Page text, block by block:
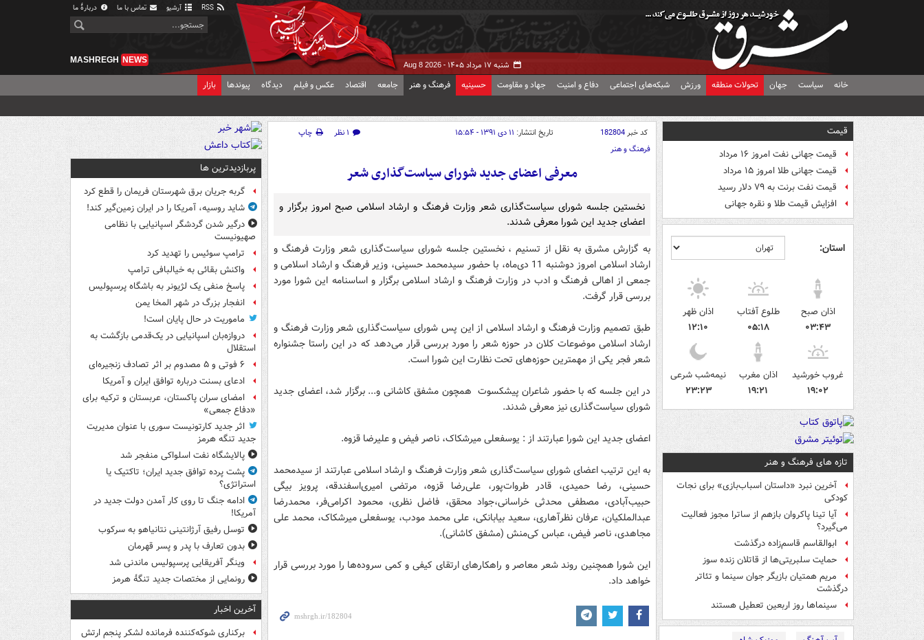
آرشیو تماس با ما دربارهٔ ما
شنبه ۱۷ مرداد ۱۴۰۵ - Aug 8 2026
MASHREGH NEWS
خانه سیاست جهان تحولات منطقه ورزش شبکه‌های اجتماعی دفاع و امنیت جهاد و مقاومت حسینیه فرهنگ و هنر جامعه اقتصاد عکس و فیلم دیدگاه پیوندها بازار
قیمت
قیمت جهانی نفت امروز ۱۶ مرداد
قیمت جهانی طلا امروز ۱۵ مرداد
قیمت نفت برنت به ۷۹ دلار رسید
افزایش قیمت طلا و نقره جهانی
استان:
اذان صبح
۰۳:۴۳
طلوع آفتاب
۰۵:۱۸
اذان ظهر
۱۲:۱۰
غروب خورشید
۱۹:۰۲
اذان مغرب
۱۹:۲۱
نیمه‌شب شرعی
۲۳:۲۳
تازه های فرهنگ و هنر
آخرین نبرد «داستان اسباب‌بازی» برای نجات
کودکی
آیا تینا پاکروان بازهم از ساترا مجوز فعالیت
می‌گیرد؟
ابوالقاسم قاسم‌زاده درگذشت
حمایت سلبریتی‌ها از قاتلان زنده سوز
مریم همتیان بازیگر جوان سینما و تئاتر
درگذشت
سینماها روز اربعین تعطیل هستند
کد خبر182804 تاریخ انتشار: ۱۱ دی ۱۳۹۱ - ۱۵:۵۴ ۱ نظر
چاپ
فرهنگ و هنر
معرفی اعضای جدید شورای سیاست‌گذاری شعر
نخستین جلسه شورای سیاست‌گذاری شعر وزارت فرهنگ و ارشاد اسلامی صبح امروز برگزار و
اعضای جدید این شورا معرفی شدند.
به گزارش مشرق به نقل از تسنیم ،‌ نخستین جلسه شورای سیاست‌گذاری شعر وزارت فرهنگ و
ارشاد اسلامی امروز دوشنبه 11 دی‌ماه، با حضور سیدمحمد حسینی،‌ وزیر فرهنگ و ارشاد اسلامی و
جمعی از اهالی فرهنگ و ادب در وزارت فرهنگ و ارشاد اسلامی برگزار و اساسنامه این شورا مورد
بررسی قرار گرفت.
طبق تصمیم وزارت فرهنگ و ارشاد اسلامی از این پس شورای سیاست‌گذاری شعر وزارت فرهنگ و
ارشاد اسلامی موضوعات کلان در حوزه شعر را مورد بررسی قرار می‌دهد که در این راستا جشنواره
شعر فجر یکی از مهمترین حوزه‌های تحت نظارت این شورا است.
در این جلسه که با حضور شاعران پیشکسوت همچون مشفق کاشانی و... برگزار شد،‌ اعضای جدید
شورای سیاست‌گذاری نیز معرفی شدند.
اعضای جدید این شورا عبارتند از : یوسفعلی میرشکاک،‌ ناصر فیض و علیرضا قزوه.
به این ترتیب اعضای شورای سیاست‌گذاری شعر وزارت فرهنگ و ارشاد اسلامی عبارتند از سید‌محمد
حسینی، رضا حمیدی، قادر طروات‌پور، علی‌رضا قزوه، ‌مرتضی امیری‌اسفندقه، پرویز بیگی
حبیب‌آبادی، مصطفی محدثی خراسانی،‌جواد محقق، فاضل نظری، محمود اکرامی‌فر، محمدرضا
عبدالملکیان،‌ عرفان نظر‌آهاری،‌ سعید بیابانکی‌، علی محمد مودب،‌ یوسفعلی میرشکاک،‌ محمد علی
مجاهدی‌، ناصر فیض،‌ عباس کی‌منش (مشفق کاشانی).
این شورا همچنین روند شعر معاصر و راهکارهای ارتقای کیفی و کمی سروده‌ها را مورد بررسی قرار
خواهد داد.
پربازدیدترین ها
گربه جریان برق شهرستان فریمان را قطع کرد
شاید روسیه، آمریکا را در ایران زمین‌گیر کند!
درگیر شدن گردشگر اسپانیایی با نظامی
صهیونیست
ترامپ سوئیس را تهدید کرد
واکنش بقائی به خیالبافی ترامپ
پاسخ منفی یک لژیونر به باشگاه پرسپولیس
انفجار بزرگ در شهر المخا یمن
ماموریت در حال پایان است!
دروازه‌بان اسپانیایی در یک‌قدمی بازگشت به
استقلال
۶ فوتی و ۵ مصدوم بر اثر تصادف زنجیره‌ای
ادعای بسنت درباره توافق ایران و آمریکا
امضای سران پاکستان، عربستان و ترکیه برای
«دفاع جمعی»
اثر جدید کارتونیست سوری با عنوان مدیریت
جدید تنگه هرمز
پالایشگاه نفت اسلواکی منفجر شد
پشت پرده توافق جدید ایران؛ تاکتیک یا
استراتژی؟
ادامه جنگ تا روی کار آمدن دولت جدید در
آمریکا!
توسل رفیق آرژانتینی نتانیاهو به سرکوب
بدون تعارف با پدر و پسر قهرمان
وینگر آفریقایی پرسپولیس ماندنی شد
رونمایی از مختصات جدید تنگۀ هرمز
آخرین اخبار
برکناری شوکه‌کننده فرمانده لشکر پنجم ارتش